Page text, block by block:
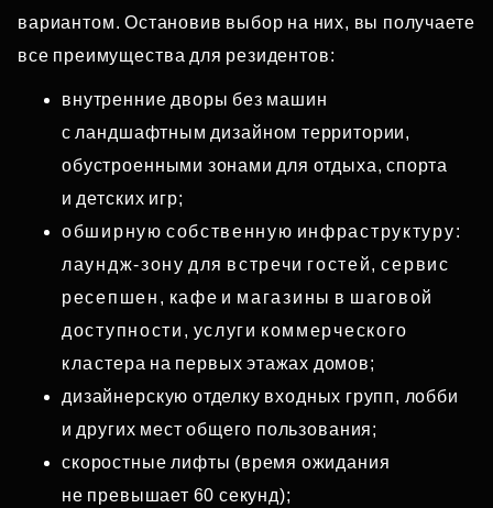
вариантом. Остановив выбор на них, вы получаете
все преимущества для резидентов:
внутренние дворы без машин
с ландшафтным дизайном территории,
обустроенными зонами для отдыха, спорта
и детских игр;
обширную собственную инфраструктуру:
лаундж‑зону для встречи гостей, сервис
ресепшен, кафе и магазины в шаговой
доступности, услуги коммерческого
кластера на первых этажах домов;
дизайнерскую отделку входных групп, лобби
и других мест общего пользования;
скоростные лифты (время ожидания
не превышает 60 секунд);